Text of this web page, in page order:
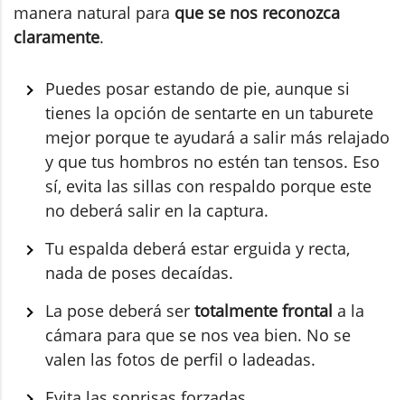
manera natural para que se nos reconozca
claramente.
Puedes posar estando de pie, aunque si
tienes la opción de sentarte en un taburete
mejor porque te ayudará a salir más relajado
y que tus hombros no estén tan tensos. Eso
sí, evita las sillas con respaldo porque este
no deberá salir en la captura.
Tu espalda deberá estar erguida y recta,
nada de poses decaídas.
La pose deberá ser totalmente frontal a la
cámara para que se nos vea bien. No se
valen las fotos de perfil o ladeadas.